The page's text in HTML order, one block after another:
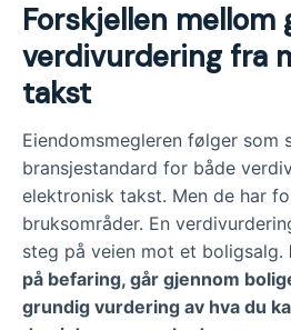
Forskjellen mellom
verdivurdering fra
takst
Eiendomsmegleren følger som
bransjestandard for både
elektronisk takst. Men de har
bruksområder. En
steg på veien mot et boligsalg.
på befaring, går gjennom
grundig vurdering av hva du